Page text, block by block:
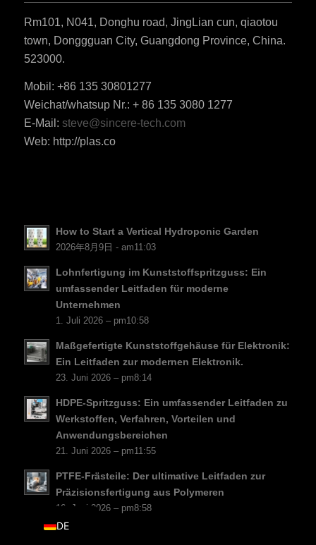
Rm101, N041, Donghu road, JingLian cun, qiaotou
town, Donggguan City, Guangdong Province, China.
523000.
Mobil: +86 135 30801277
Weichat/whatsup Nr.: + 86 135 3080 1277
E-Mail: steve@sincere-tech.com
Web: http://plas.co
How to Start a Vertical Hydroponic Garden
2026年8月9日 - am11:03
Lohnfertigung im Kunststoffspritzguss: Ein
umfassender Leitfaden für moderne
Unternehmen
1. Juli 2026 – pm10:58
Maßgefertigte Kunststoffgehäuse für Elektronik:
Ein Leitfaden zur modernen Elektronik.
23. Juni 2026 – pm8:14
HDPE-Spritzguss: Ein umfassender Leitfaden zu
Werkstoffen, Verfahren, Vorteilen und
Anwendungsbereichen
21. Juni 2026 – pm11:55
PTFE-Frästeile: Der ultimative Leitfaden zur
Präzisionsfertigung aus Polymeren
16. Juni 2026 – pm8:58
DE
EN
IT
FR
RU
NL
TR
AR
ES
JA
KO
PT
EL
SV
HU
RO
ES_MX